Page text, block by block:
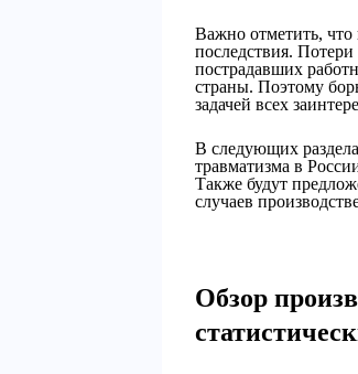
Важно отметить, что
последствия.
пострадавших
страны. Поэтому
задачей всех
В следующих
травматизма в
Также будут
случаев
Обзор